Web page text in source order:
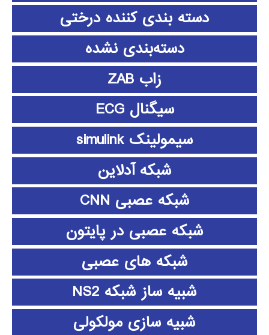
دسته بندی کننده درختی
دسته‌بندی نشده
زاب ZAB
سیگنال ECG
سیمولینک simulink
شبکه آدلاین
شبکه عصبی CNN
شبکه عصبی در پایتون
شبکه های عصبی
شبیه ساز شبکه NS2
شبیه سازی مولکولی